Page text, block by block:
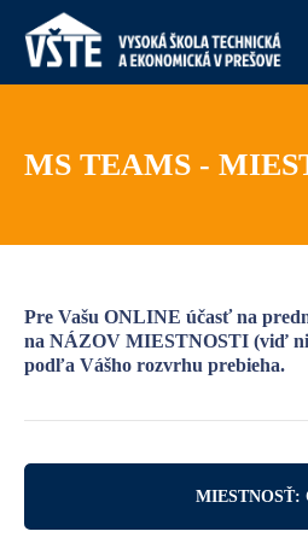
MS TEAMS -
Pre Vašu ONLINE účasť na
na NÁZOV MIESTNOSTI (viď
podľa Vášho rozvrhu prebieha.
MIESTNOSŤ: